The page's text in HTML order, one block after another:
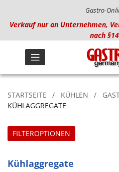
Gastro-
Verkauf nur an Unternehmen,
nach
STARTSEITE KÜHLEN
KÜHLAGGREGATE
Kühlaggregate
FILTEROPTIONEN